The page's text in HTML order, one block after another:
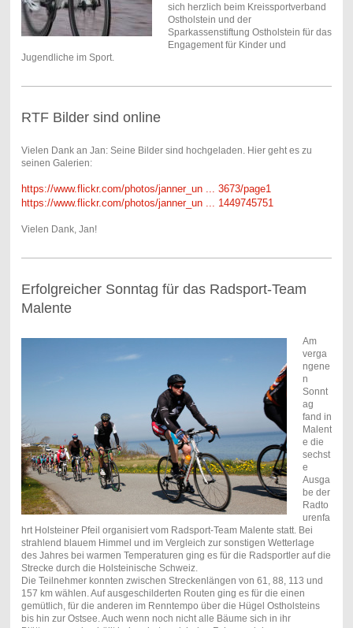
sich herzlich beim Kreissportverband
Ostholstein und der
Sparkassenstiftung Ostholstein für das
Engagement für Kinder und
Jugendliche im Sport.
RTF Bilder sind online
Vielen Dank an Jan: Seine Bilder sind hochgeladen. Hier geht es zu
seinen Galerien:
https://www.flickr.com/photos/janner_un ... 3673/page1
https://www.flickr.com/photos/janner_un ... 1449745751
Vielen Dank, Jan!
Erfolgreicher Sonntag für das Radsport-Team
Malente
Am
verga
ngene
n
Sonnt
ag
fand in
Malent
e die
sechst
e
Ausga
be der
Radto
urenfa
hrt Holsteiner Pfeil organisiert vom Radsport-Team Malente statt. Bei
strahlend blauem Himmel und im Vergleich zur sonstigen Wetterlage
des Jahres bei warmen Temperaturen ging es für die Radsportler auf die
Strecke durch die Holsteinische Schweiz.
Die Teilnehmer konnten zwischen Streckenlängen von 61, 88, 113 und
157 km wählen. Auf ausgeschilderten Routen ging es für die einen
gemütlich, für die anderen im Renntempo über die Hügel Ostholsteins
bis hin zur Ostsee. Auch wenn noch nicht alle Bäume sich in ihr